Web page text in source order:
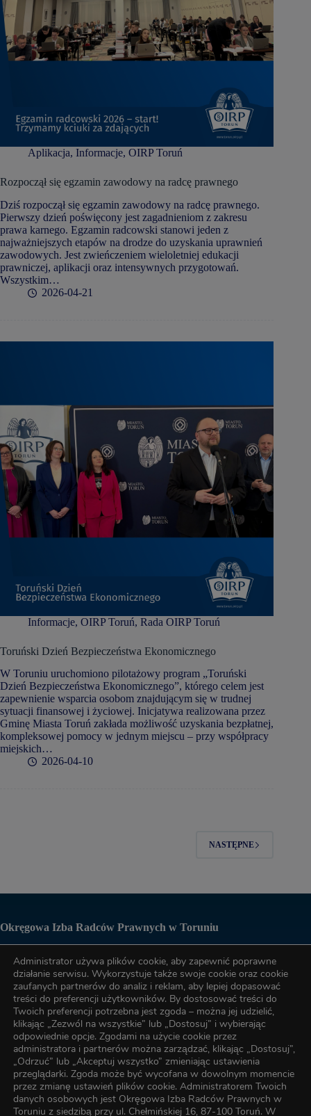
Aplikacja, Informacje, OIRP Toruń
Rozpoczął się egzamin zawodowy na radcę prawnego
Dziś rozpoczął się egzamin zawodowy na radcę prawnego.
Pierwszy dzień poświęcony jest zagadnieniom z zakresu
prawa karnego. Egzamin radcowski stanowi jeden z
najważniejszych etapów na drodze do uzyskania uprawnień
zawodowych. Jest zwieńczeniem wieloletniej edukacji
prawniczej, aplikacji oraz intensywnych przygotowań.
Wszystkim…
2026-04-21
Informacje, OIRP Toruń, Rada OIRP Toruń
Toruński Dzień Bezpieczeństwa Ekonomicznego
W Toruniu uruchomiono pilotażowy program „Toruński
Dzień Bezpieczeństwa Ekonomicznego”, którego celem jest
zapewnienie wsparcia osobom znajdującym się w trudnej
sytuacji finansowej i życiowej. Inicjatywa realizowana przez
Gminę Miasta Toruń zakłada możliwość uzyskania bezpłatnej,
kompleksowej pomocy w jednym miejscu – przy współpracy
miejskich…
2026-04-10
NASTĘPNE
Okręgowa Izba Radców Prawnych w Toruniu
Biuro OIRP
tel. (56) 622-89-17
tel. (56) 622-89-17
e-mail:oirp@torun.oirp.pl
e-mail:szkolenia@torun.oirp.pl
Administrator używa plików cookie, aby zapewnić poprawne
działanie serwisu. Wykorzystuje także swoje cookie oraz cookie
zaufanych partnerów do analiz i reklam, aby lepiej dopasować
treści do preferencji użytkowników. By dostosować treści do
Twoich preferencji potrzebna jest zgoda – można jej udzielić,
klikając „Zezwól na wszystkie” lub „Dostosuj” i wybierając
odpowiednie opcje. Zgodami na użycie cookie przez
administratora i partnerów można zarządzać, klikając „Dostosuj”,
„Odrzuć” lub „Akceptuj wszystko” zmieniając ustawienia
przeglądarki. Zgoda może być wycofana w dowolnym momencie
przez zmianę ustawień plików cookie. Administratorem Twoich
danych osobowych jest Okręgowa Izba Radców Prawnych w
Toruniu z siedzibą przy ul. Chełmińskiej 16, 87-100 Toruń. W